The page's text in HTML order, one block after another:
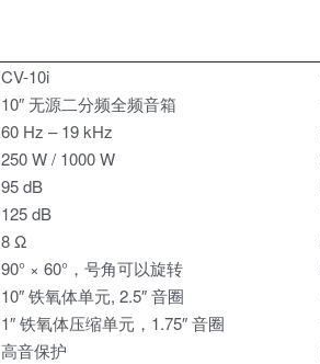
CV-10i
10″ 无源二分频全频音箱
60 Hz – 19 kHz
250 W / 1000 W
95 dB
125 dB
8 Ω
90° × 60°，号角可以旋转
10″ 铁氧体单元, 2.5″ 音圈
1″ 铁氧体压缩单元，1.75″ 音圈
高音保护